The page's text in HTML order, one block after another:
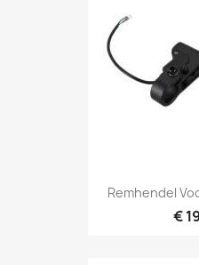
Remhendel
€